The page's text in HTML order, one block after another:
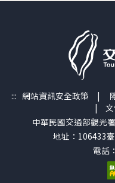
::: 網站資訊安全政策 |
|
中華民國交通部觀光
地址：106433
電話